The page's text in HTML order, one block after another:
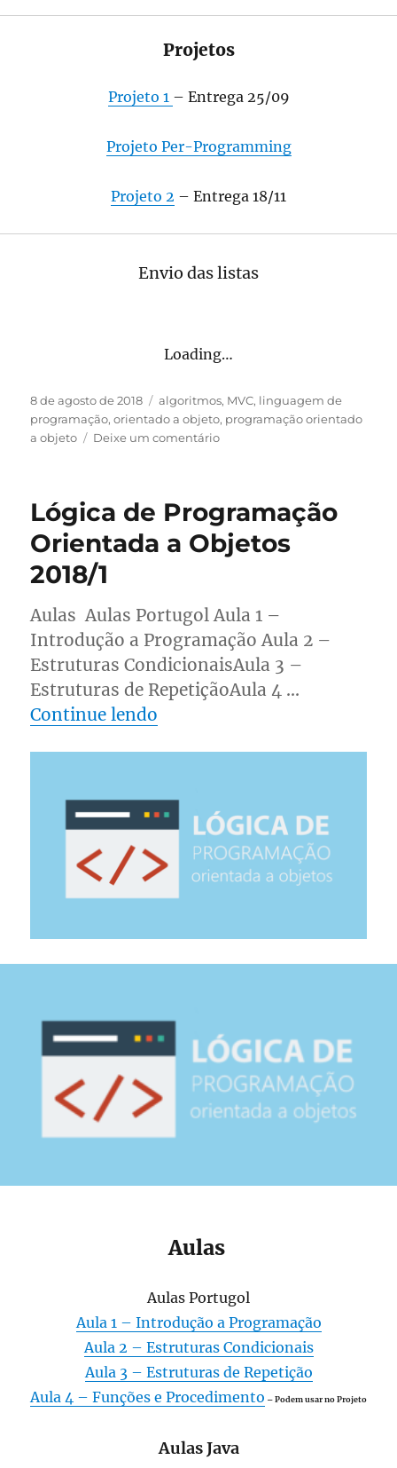
Projetos
Projeto 1 – Entrega 25/09
Projeto Per-Programming
Projeto 2 – Entrega 18/11
Envio das listas
Loading…
Publicado
em
8 de agosto de 2018 Categorias
algoritmos, MVC, linguagem de
programação,orientado a objeto, programação orientado
a objeto
Deixe um comentárioem
Orientada
a
Objeto
Lógica de Programação
Orientada a Objetos
2018/1
Aulas Aulas Portugol Aula 1 –
Introdução a Programação Aula 2 –
Estruturas CondicionaisAula 3 –
Estruturas de RepetiçãoAula 4 …
Continue lendo
Aulas
Aulas Portugol
Aula 1 – Introdução a Programação
Aula 2 – Estruturas Condicionais
Aula 3 – Estruturas de Repetição
Aula 4 – Funções e Procedimento – Podem usar no Projeto
Aulas Java